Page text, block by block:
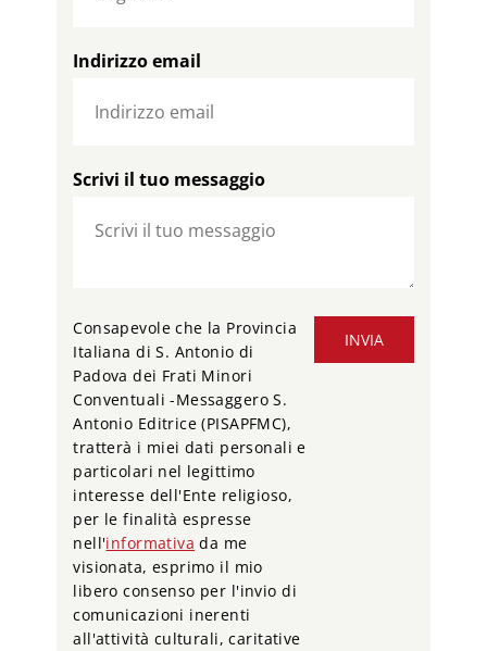
Indirizzo email
Scrivi il tuo messaggio
INVIA
Consapevole che la Provincia
Italiana di S. Antonio di
Padova dei Frati Minori
Conventuali -Messaggero S.
Antonio Editrice (PISAPFMC),
tratterà i miei dati personali e
particolari nel legittimo
interesse dell'Ente religioso,
per le finalità espresse
nell'informativa da me
visionata, esprimo il mio
libero consenso per l'invio di
comunicazioni inerenti
all'attività culturali, caritative